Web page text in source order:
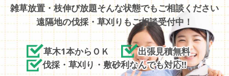
雑草放置・枝伸び放題そんな状態でもご相談ください
遠隔地の伐採・草刈りもご相談受付中！
草木1本からＯＫ
出張見積無料
伐採・草刈り・敷砂利なんでも対応!!